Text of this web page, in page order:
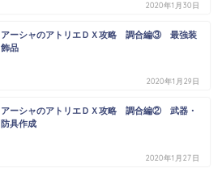
2020年1月30日
アーシャのアトリエＤＸ攻略 調合編③ 最強装
飾品
2020年1月29日
アーシャのアトリエＤＸ攻略 調合編② 武器・
防具作成
2020年1月27日